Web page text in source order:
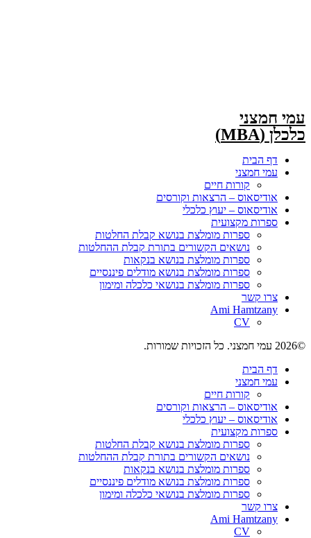
עמי חמצני
כלכלן (MBA)
דף הבית
עמי חמצני
קורות חיים
אודיסאוס – הרצאות וקורסים
אודיסאוס – יעוץ כלכלי
ספרות מקצועית
ספרות מומלצת בנושא קבלת החלטות
נושאים הקשורים בתורת קבלת ההחלטות
ספרות מומלצת בנושא בנקאות
ספרות מומלצת בנושא מודלים פיננסיים
ספרות מומלצת בנושאי כלכלה ומימון
צרו קשר
Ami Hamtzany
CV
©2026 עמי חמצני. כל הזכויות שמורות.
דף הבית
עמי חמצני
קורות חיים
אודיסאוס – הרצאות וקורסים
אודיסאוס – יעוץ כלכלי
ספרות מקצועית
ספרות מומלצת בנושא קבלת החלטות
נושאים הקשורים בתורת קבלת ההחלטות
ספרות מומלצת בנושא בנקאות
ספרות מומלצת בנושא מודלים פיננסיים
ספרות מומלצת בנושאי כלכלה ומימון
צרו קשר
Ami Hamtzany
CV